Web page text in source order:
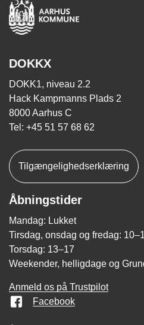
DOKKX
DOKK1, niveau 2.2
Hack Kampmanns Plads 2
8000 Aarhus C
Tel: +45 51 57 68 62
Tilgængelighedserklæring
Åbningstider
Mandag: Lukket
Tirsdag, onsdag og fredag:
Torsdag: 13–17
Weekender, helligdage og
Anmeld os på Trustpilot
Facebook